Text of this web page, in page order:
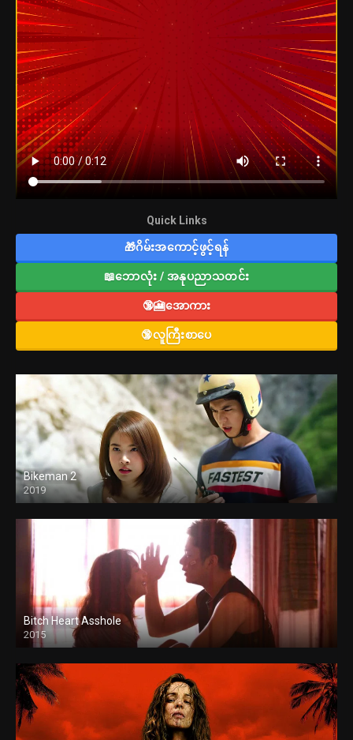
Quick Links
🎁ဂိမ်းအကောင့်ဖွင့်ရန်
📖ဘောလုံး / အနုပညာသတင်း
🔞🎦အောကား
🔞လူကြီးစာပေ
Bikeman 2
2019
Bitch Heart Asshole
2015